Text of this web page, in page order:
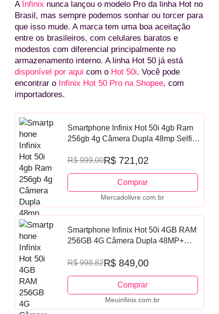
A Infinix nunca lançou o modelo Pro da linha Hot no
Brasil, mas sempre podemos sonhar ou torcer para
que isso mude. A marca tem uma boa aceitação
entre os brasileiros, com celulares baratos e
modestos com diferencial principalmente no
armazenamento interno. A linha Hot 50 já está
disponível por aqui com o Hot 50i. Você pode
encontrar o Infinix Hot 50 Pro na Shopee, com
importadores.
Smartphone Infinix Hot 50i 4gb Ram
256gb 4g Câmera Dupla 48mp Selfie
Obsidiana
R$ 999,00R$ 721,02
Comprar
Mercadolivre.com.br
Smartphone Infinix Hot 50i 4GB RAM
256GB 4G Câmera Dupla 48MP+
120Hz - Preto Obsidiana
R$ 998,82R$ 849,00
Comprar
Meuinfinix.com.br